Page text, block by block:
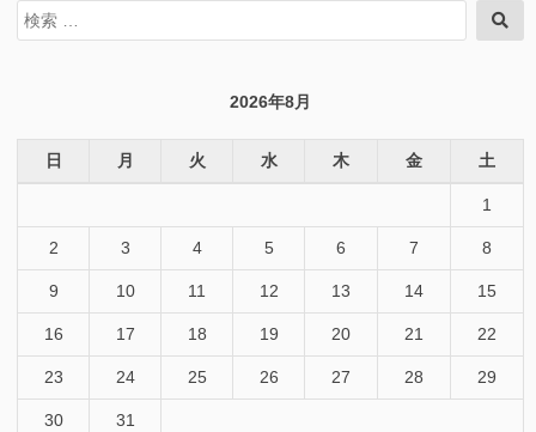
検
索
索
2026年8月
日 月 火 水 木 金 土
1
2 3 4 5 6 7 8
9 10 11 12 13 14 15
16 17 18 19 20 21 22
23 24 25 26 27 28 29
30 31